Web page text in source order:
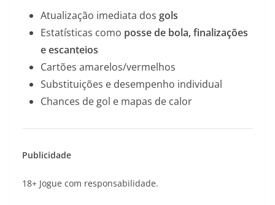
Atualização imediata dos gols
Estatísticas como posse de bola, finalizações
e escanteios
Cartões amarelos/vermelhos
Substituições e desempenho individual
Chances de gol e mapas de calor
Publicidade
18+ Jogue com responsabilidade.